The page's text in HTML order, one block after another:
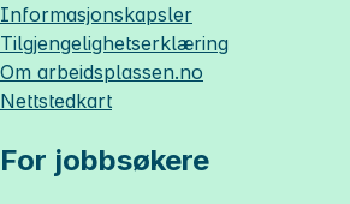
Informasjonskapsler
Tilgjengelighetserklæring
Om arbeidsplassen.no
Nettstedkart
For jobbsøkere